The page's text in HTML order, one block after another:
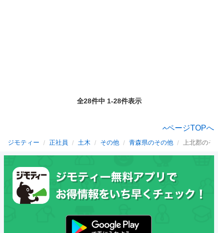
全28件中 1-28件表示
ページTOPへ
ジモティー 正社員 土木 その他 青森県のその他 上北郡のそ